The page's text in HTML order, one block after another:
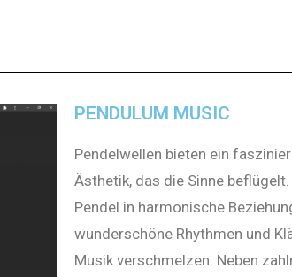
PENDULUM MUSIC
Pendelwellen bieten ein
Ästhetik, das die Sinne
Pendel in harmonische
wunderschöne Rhythmen und
Musik verschmelzen. Neben